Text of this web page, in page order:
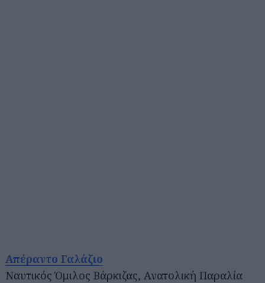
Απέραντο Γαλάζιο
Ναυτικός Όμιλος Βάρκιζας, Ανατολική Παραλία